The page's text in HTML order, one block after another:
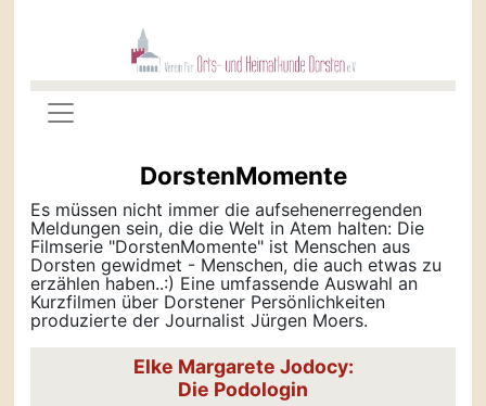
DorstenMomente
Es müssen nicht immer die aufsehenerregenden
Meldungen sein, die die Welt in Atem halten: Die
Filmserie "DorstenMomente" ist Menschen aus
Dorsten gewidmet - Menschen, die auch etwas zu
erzählen haben..:) Eine umfassende Auswahl an
Kurzfilmen über Dorstener Persönlichkeiten
produzierte der Journalist Jürgen Moers.
Elke Margarete Jodocy:
Die Podologin